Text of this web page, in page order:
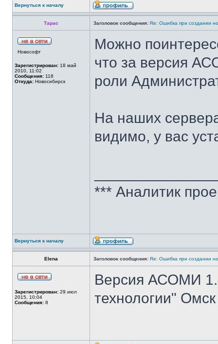
Вернуться к началу
Тарас Заголовок сообщения: Re: Ошибка при создании
Новософт
Зарегистрирован: 18 май
2010, 11:02
Сообщения: 118
Откуда: Новосибирск
Можно
что за версия
роли
На наших
видимо, у вас
*** Аналитик
Вернуться к началу
Elena Заголовок сообщения: Re: Ошибка при создании
Зарегистрирован: 29 июл
2015, 10:04
Сообщения: 8
Версия АСОМИ
технологии" Омск